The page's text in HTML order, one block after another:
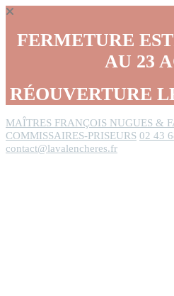
FERMETURE
AU 23
RÉOUVERTURE
MAÎTRES FRANÇOIS NUGUES &
COMMISSAIRES-PRISEURS 02 43
contact@lavalencheres.fr
Panneau de gestion des cookies